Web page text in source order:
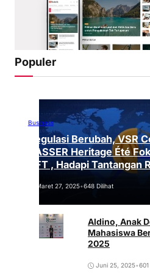
Populer
Business
Regulasi Berubah, VSR
VASSER Heritage Été
NFT , Hadapi Tantangan
Maret 27, 2025•648 Dilihat
Aldino, Anak
Mahasiswa
2025
Juni 25, 2025•